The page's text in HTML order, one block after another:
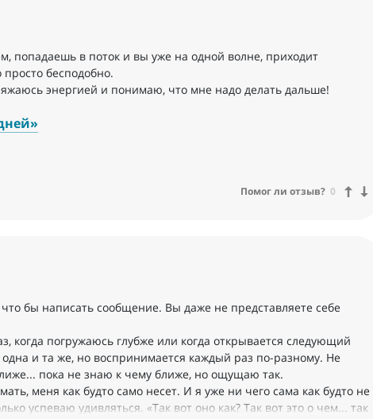
попадаешь в поток и вы уже на одной волне, приходит
бесподобно.
энергией и понимаю, что мне надо делать дальше!
Помог ли отзыв? 0
бы написать сообщение. Вы даже не представляете себе
когда погружаюсь глубже или когда открывается следующий
и та же, но воспринимается каждый раз по-разному. Не
пока не знаю к чему ближе, но ощущаю так.
меня как будто само несет. И я уже ни чего сама как будто не
успеваю удивляться. «Так вот оно как? Так вот это о чем... так